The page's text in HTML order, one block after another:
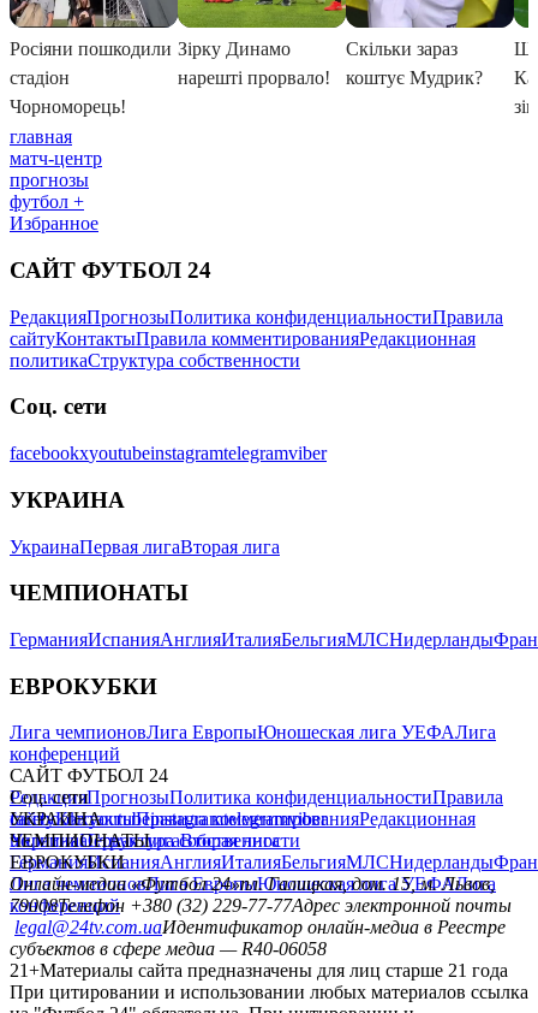
главная
матч-центр
прогнозы
футбол +
Избранное
САЙТ ФУТБОЛ 24
РедакцияПрогнозыПолитика конфиденциальностиПравила
сайтуКонтактыПравила комментированияРедакционная
политикаСтруктура собственности
Соц. сети
facebookxyoutubeinstagramtelegramviber
УКРАИНА
УкраинаПервая лигаВторая лига
ЧЕМПИОНАТЫ
ГерманияИспанияАнглияИталияБельгияМЛСНидерланды
ЕВРОКУБКИ
Лига чемпионовЛига ЕвропыЮношеская лига УЕФАЛига
конференций
САЙТ ФУТБОЛ 24
РедакцияПрогнозыПолитика конфиденциальностиПравила
сайтуКонтактыПравила комментированияРедакционная
политикаСтруктура собственности
Соц. сети
facebookxyoutubeinstagramtelegramviber
УКРАИНА
УкраинаПервая лигаВторая лига
ЧЕМПИОНАТЫ
ГерманияИспанияАнглияИталияБельгияМЛСНидерланды
ЕВРОКУБКИ
Лига чемпионовЛига ЕвропыЮношеская лига УЕФАЛига
конференций
Онлайн-медиа «Футбол 24»пл. Галицкая, дом. 15, м. Львов,
79008Телефон +380 (32) 229-77-77Адрес электронной почты
legal@24tv.com.uaИдентификатор онлайн-медиа в Реестре
субъектов в сфере медиа — R40-06058
21+Материалы сайта предназначены для лиц старше 21 года
При цитировании и использовании любых материалов ссылка